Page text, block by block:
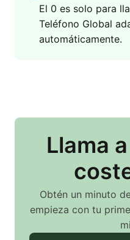
El 0 es solo para
Teléfono Global
automáticamente.
Llama
Obtén un minuto
empieza con tu